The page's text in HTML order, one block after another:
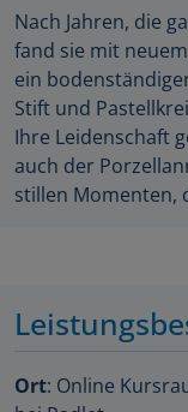
Nach Jahren, die
fand sie mit
ein
Stift und
Ihre Leidenschaft
auch der
stillen Momenten,
Ort: Online